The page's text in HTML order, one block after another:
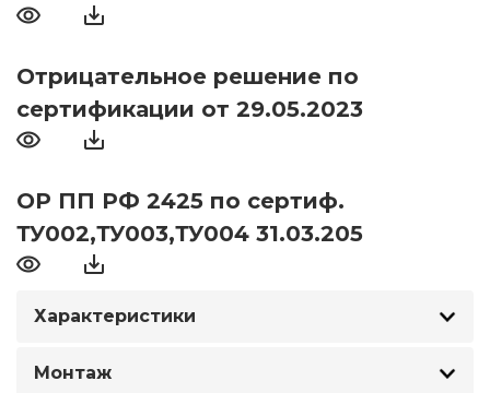
Отрицательное решение по
сертификации от 29.05.2023
ОР ПП РФ 2425 по сертиф.
ТУ002,ТУ003,ТУ004 31.03.205
Характеристики
Монтаж